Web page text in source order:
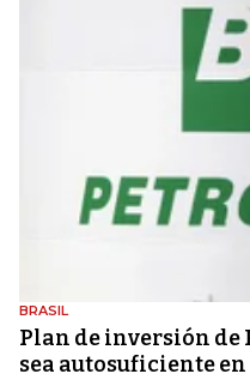
BRASIL
Plan de inversión de
sea autosuficiente en